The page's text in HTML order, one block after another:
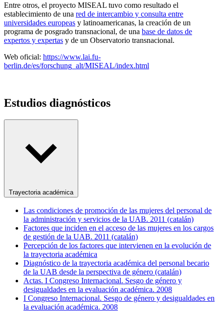
Entre otros, el proyecto MISEAL tuvo como resultado el
establecimiento de una red de intercambio y consulta entre
universidades europeas y latinoamericanas, la creación de un
programa de posgrado transnacional, de una base de datos de
expertos y expertas y de un Observatorio transnacional.
Web oficial: https://www.lai.fu-
berlin.de/es/forschung_alt/MISEAL/index.html
Estudios diagnósticos
Trayectoria académica
Las condiciones de promoción de las mujeres del personal de
la administración y servicios de la UAB. 2011 (catalán)
Factores que inciden en el acceso de las mujeres en los cargos
de gestión de la UAB. 2011 (catalán)
Percepción de los factores que intervienen en la evolución de
la trayectoria académica
Diagnóstico de la trayectoria académica del personal becario
de la UAB desde la perspectiva de género (catalán)
Actas. I Congreso Internacional. Sesgo de género y
desigualdades en la evaluación académica. 2008
I Congreso Internacional. Sesgo de género y desigualdades en
la evaluación académica. 2008